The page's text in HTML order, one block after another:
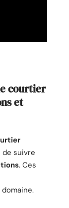
courtier
et
de suivre
. Ces